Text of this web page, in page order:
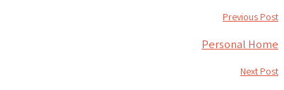
Previous Post
Personal Home
Next Post